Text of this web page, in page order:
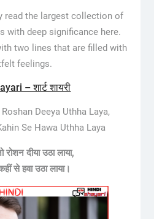
read the largest collection of
with deep significance here.
two lines that are filled with
feelings.
– शार्ट शायरी
Deeya Uthha Laya,
Se Hawa Uthha Laya
दीया उठा लाया,
से हवा उठा लाया।